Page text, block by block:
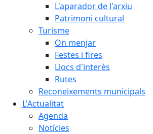
L'aparador de l'arxiu
Patrimoni cultural
Turisme
On menjar
Festes i fires
Llocs d'interès
Rutes
Reconeixements municipals
L'Actualitat
Agenda
Notícies